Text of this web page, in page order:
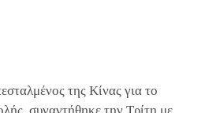
της Κίνας για το